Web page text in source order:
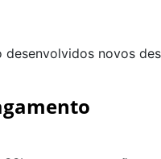
novos